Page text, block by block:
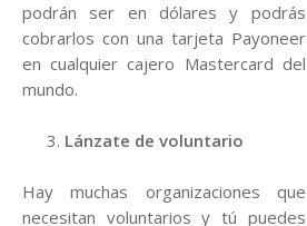
podrán ser en dólares y podrás
cobrarlos con una tarjeta Payoneer
en cualquier cajero Mastercard del
mundo.
Lánzate de voluntario
Hay muchas organizaciones que
necesitan voluntarios y tú puedes